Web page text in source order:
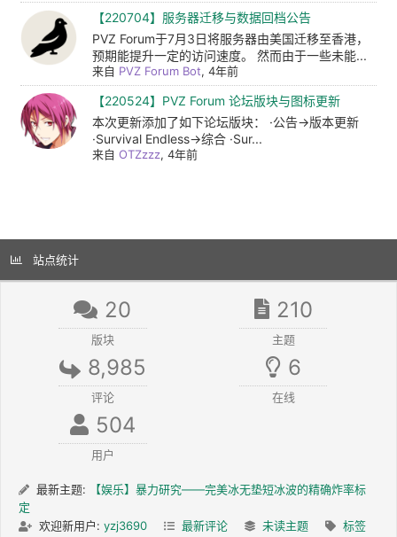
【220704】服务器迁移与数据回档公告
PVZ Forum于7月3日将服务器由美国迁移至香港，
预期能提升一定的访问速度。 然而由于一些未能...
来自 PVZ Forum Bot, 4年前
【220524】PVZ Forum 论坛版块与图标更新
本次更新添加了如下论坛版块： ·公告→版本更新
·Survival Endless→综合 ·Sur...
来自 OTZzzz, 4年前
站点统计
20
版块
210
主题
8,985
评论
6
在线
504
用户
最新主题:
【娱乐】暴力研究——完美冰无垫短冰波的精确炸率标
定
欢迎新用户: yzj3690 最新评论 未读主题 标签